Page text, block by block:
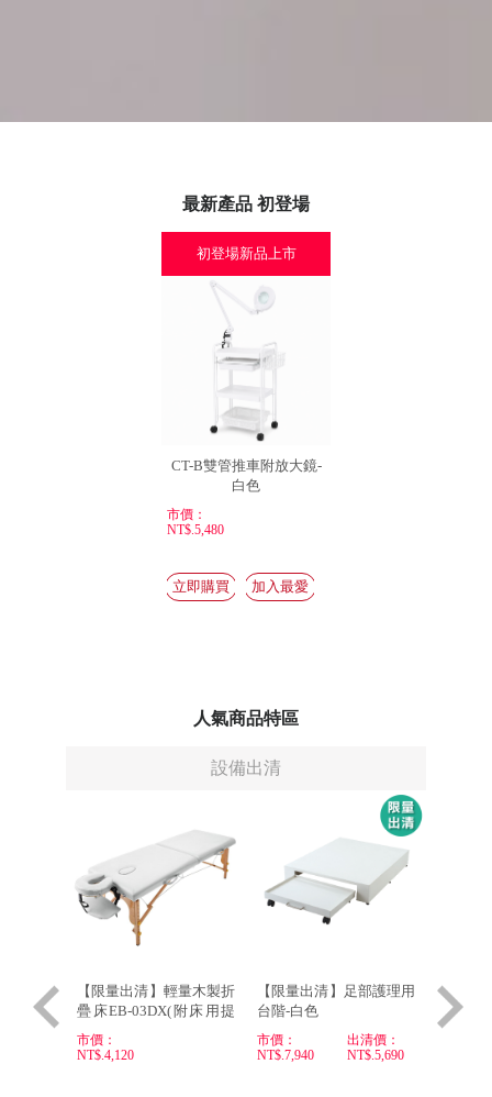
最新產品 初登場
初登場新品上市
CT-B雙管推車附放大鏡-
白色
市價：
NT$.5,480
人氣商品特區
設備出清
【限量出清】輕量木製折
疊床EB-03DX(附床用提
包)-白/OUTLET
市價：
NT$.4,120
【限量出清】足部護理用
台階-白色
市價：
NT$.7,940
出清價：
NT$.5,690